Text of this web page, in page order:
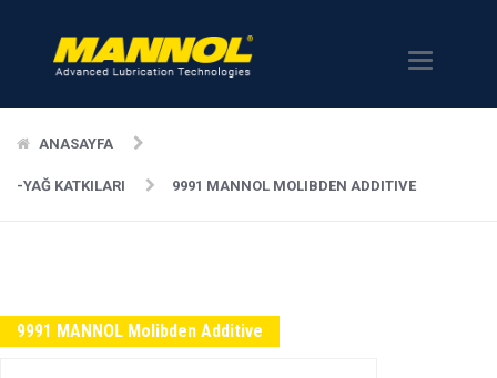
Menü
ANASAYFA
-YAĞ KATKILARI 9991 MANNOL MOLIBDEN ADDITIVE
9991 MANNOL Molibden Additive